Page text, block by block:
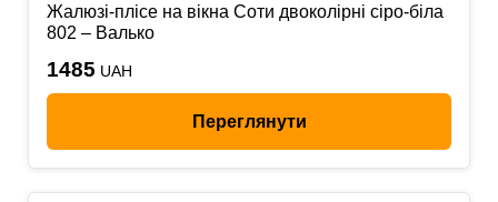
Жалюзі-плісе на вікна Соти двоколірні сіро-біла
802 – Валько
1485 UAH
Переглянути